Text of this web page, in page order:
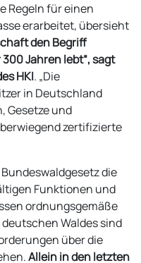
Regeln für einen
erarbeitet, übersieht
den Begriff
Jahren lebt“, sagt
HKI. „Die
in Deutschland
Gesetze und
zertifizierte
die
Funktionen und
ordnungsgemäße
Waldes sind
über die
Allein in den letzten